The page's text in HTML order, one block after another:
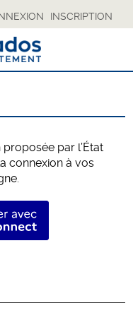
INSCRIPTION
par l’État
connexion à vos
avec